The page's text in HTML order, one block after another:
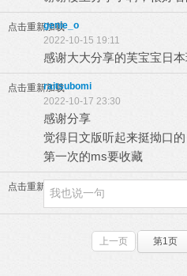
点击重新加载
genie_o
2022-10-15 19:11
感谢大大分享的芙宝宝日
点击重新加载raitsubomi
2022-10-17 23:30
感谢分享
觉得日文版听起来挺拗口的
第一次的ms要收藏
点击重新加载
上一页 第1页